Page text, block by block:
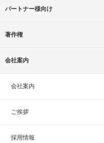
パートナー様向け
著作権
会社案内
会社案内
ご挨拶
採用情報